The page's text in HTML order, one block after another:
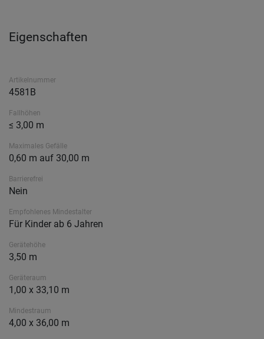
Eigenschaften
Artikelnummer
4581B
Fallhöhen
≤ 3,00 m
Maximales Gefälle
0,60 m auf 30,00 m
Barrierefrei
Nein
Empfohlenes Mindestalter
Für Kinder ab 6 Jahren
Gerätehöhe
3,50 m
Geräteraum
1,00 x 33,10 m
Mindestraum
4,00 x 36,00 m